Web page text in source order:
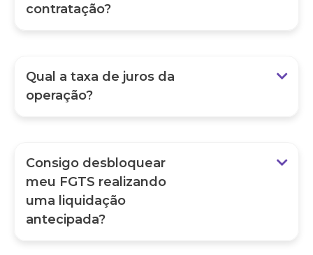
contratação?
Qual a taxa de juros da
operação?
Consigo desbloquear
meu FGTS realizando
uma liquidação
antecipada?